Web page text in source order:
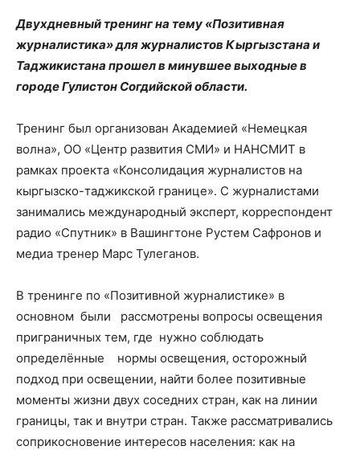
Двухдневный тренинг на тему «Позитивная
журналистика» для журналистов Кыргызстана и
Таджикистана прошел в минувшее выходные в
городе Гулистон Согдийской области.
Тренинг был организован Академией «Немецкая
волна», ОО «Центр развития СМИ» и НАНСМИТ в
рамках проекта «Консолидация журналистов на
кыргызско-таджикской границе». С журналистами
занимались международный эксперт, корреспондент
радио «Спутник» в Вашингтоне Рустем Сафронов и
медиа тренер Марс Тулеганов.
В тренинге по «Позитивной журналистике» в
основном были рассмотрены вопросы освещения
приграничных тем, где нужно соблюдать
определённые нормы освещения, осторожный
подход при освещении, найти более позитивные
моменты жизни двух соседних стран, как на линии
границы, так и внутри стран. Также рассматривались
соприкосновение интересов населения: как на